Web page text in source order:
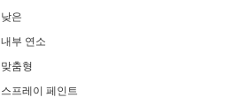
낮은
내부 연소
맞춤형
스프레이 페인트